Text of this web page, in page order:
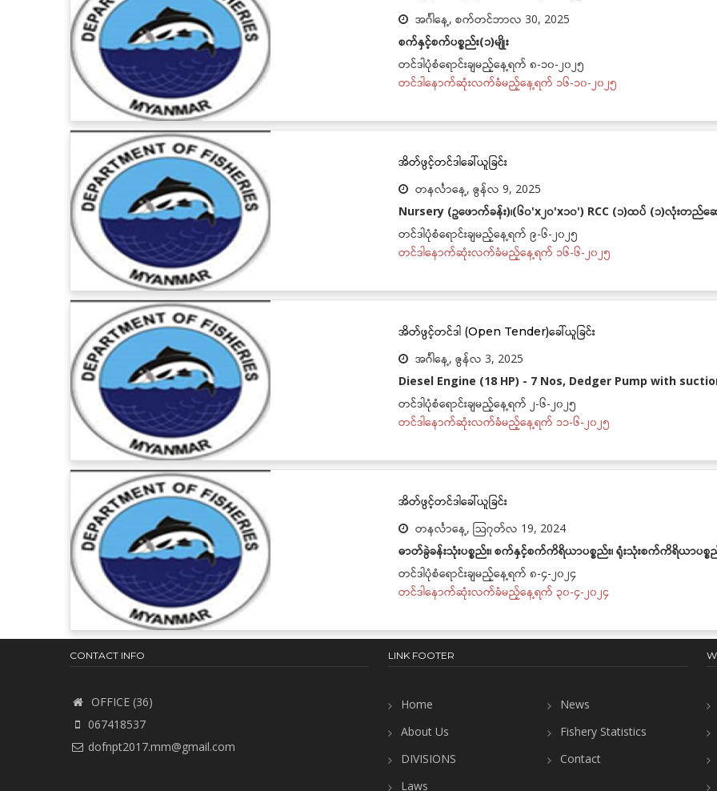
အင်္ဂါနေ့, စက်တင်ဘာလ 30, 2025
စက်နှင့်စက်ပစ္စည်း(၁)မျိုး
တင်ဒါပုံစံရောင်းချမည့်နေ့ရက် ၈-၁၀-၂၀၂၅
တင်ဒါနောက်ဆုံးလက်ခံမည့်နေ့ရက် ၁၆-၁၀-၂၀၂၅
အိတ်ဖွင့်တင်ဒါခေါ်ယူခြင်း
တနင်္လာနေ့, ဇွန်လ 9, 2025
Nursery (ဥဖောက်ခန်း)၊(၆၀'x၂၀'x၁၀') RCC (၁)ထပ် (၁)လုံးတည်ဆ
တင်ဒါပုံစံရောင်းချမည့်နေ့ရက် ၉-၆-၂၀၂၅
တင်ဒါနောက်ဆုံးလက်ခံမည့်နေ့ရက် ၁၆-၆-၂၀၂၅
အိတ်ဖွင့်တင်ဒါ (Open Tender)ခေါ်ယူခြင်း
အင်္ဂါနေ့, ဇွန်လ 3, 2025
Diesel Engine (18 HP) - 7 Nos, Dedger Pump with
တင်ဒါပုံစံရောင်းချမည့်နေ့ရက် ၂-၆-၂၀၂၅
တင်ဒါနောက်ဆုံးလက်ခံမည့်နေ့ရက် ၁၁-၆-၂၀၂၅
အိတ်ဖွင့်တင်ဒါခေါ်ယူခြင်း
တနင်္လာနေ့, သြဂုတ်လ 19, 2024
ဓာတ်ခွဲခန်းသုံးပစ္စည်း၊ စက်နှင့်စက်ကိရိယာပစ္စည်း၊ ရုံးသုံးစက်ကိရိယာပစ္စည်
တင်ဒါပုံစံရောင်းချမည့်နေ့ရက် ၈-၄-၂၀၂၄
တင်ဒါနောက်ဆုံးလက်ခံမည့်နေ့ရက် ၃၀-၄-၂၀၂၄
CONTACT INFO
OFFICE (36)
067418537
dofnpt2017.mm@gmail.com
LINK FOOTER
Home
About Us
DIVISIONS
Laws
News
Fishery Statistics
Contact